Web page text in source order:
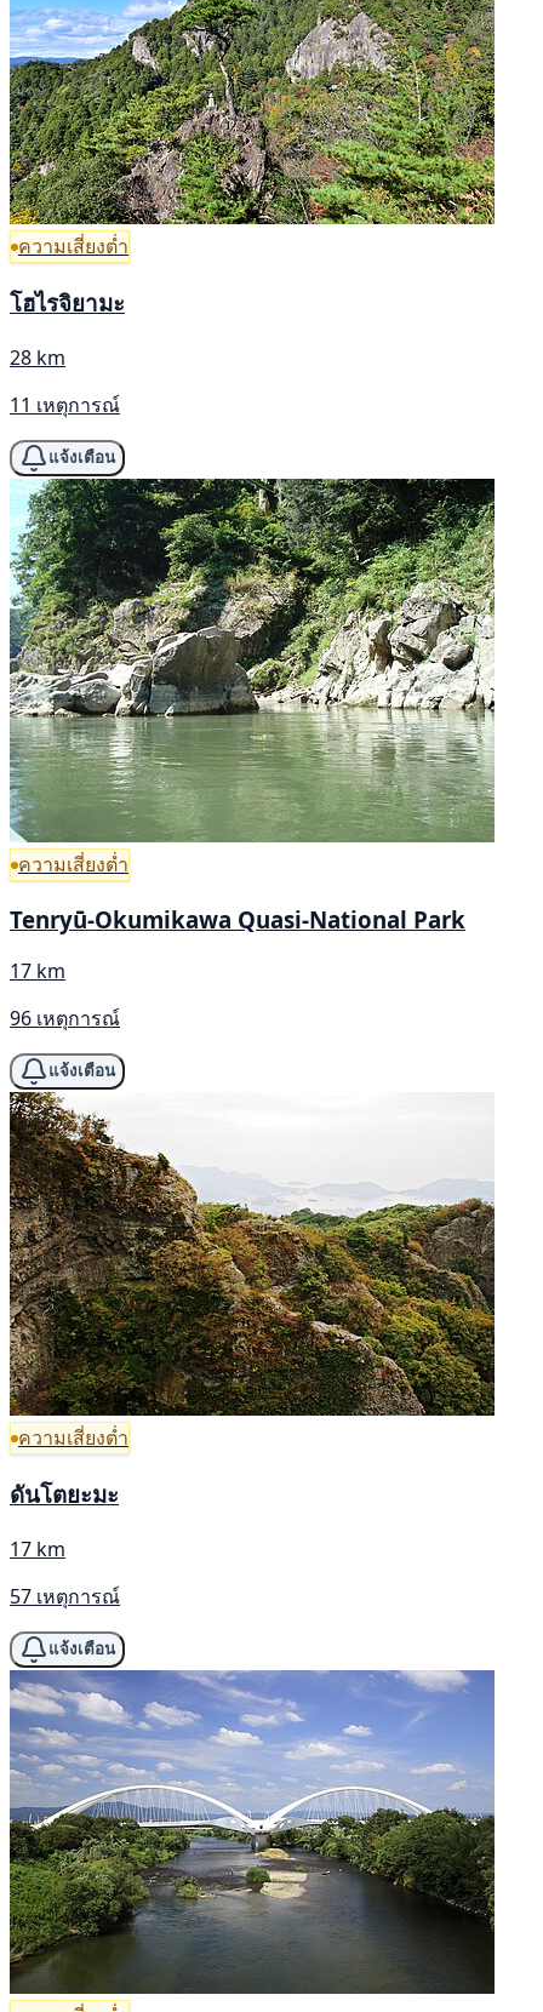
ความเสี่ยงต่ำ
โฮไรจิยามะ
28 km
11 เหตุการณ์
แจ้งเตือน
ความเสี่ยงต่ำ
Tenryū-Okumikawa Quasi-National Park
17 km
96 เหตุการณ์
แจ้งเตือน
ความเสี่ยงต่ำ
ดันโตยะมะ
17 km
57 เหตุการณ์
แจ้งเตือน